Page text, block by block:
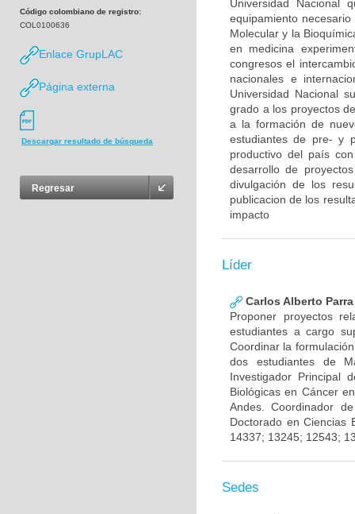
Código colombiano de registro:
COL0100636
Enlace GrupLAC
Página externa
Descargar resultado de búsqueda
Regresar
Universidad
equipamiento
Molecular y la
en medicina
congresos el
nacionales e
Universidad Nacional
grado a los proyectos
a la formación de
estudiantes de pre- y
productivo del país
desarrollo de
divulgación de los
publicacion de los
impacto
Líder
Carlos Alberto
Proponer proyectos
estudiantes a cargo
Coordinar la
dos estudiantes de
Investigador Principal
Biológicas en Cáncer
Andes. Coordinador
Doctorado en Ciencias
14337; 13245; 12543;
Sedes